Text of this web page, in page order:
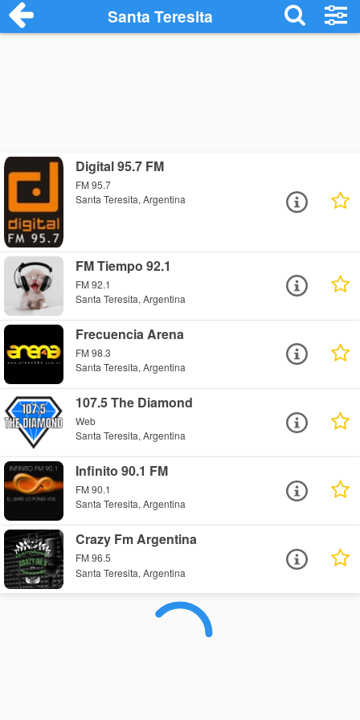
Santa Teresita
Digital 95.7 FM
FM 95.7
Santa Teresita, Argentina
FM Tiempo 92.1
FM 92.1
Santa Teresita, Argentina
Frecuencia Arena
FM 98.3
Santa Teresita, Argentina
107.5 The Diamond
Web
Santa Teresita, Argentina
Infinito 90.1 FM
FM 90.1
Santa Teresita, Argentina
Crazy Fm Argentina
FM 96.5
Santa Teresita, Argentina